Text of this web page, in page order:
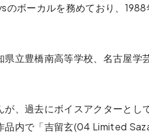
ボーカルを務めており、
立豊橋南高等学校、名古屋学
、過去にボイスアクターとし
品内で「吉留玄(04 Limited